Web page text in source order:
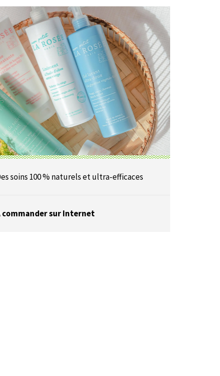
soins 100 % naturels et ultra-efficaces
commander sur Internet